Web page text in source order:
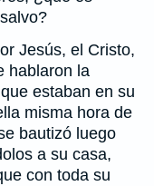
Jesús, el Cristo,
hablaron la
estaban en su
misma hora de
bautizó luego
a su casa,
con toda su